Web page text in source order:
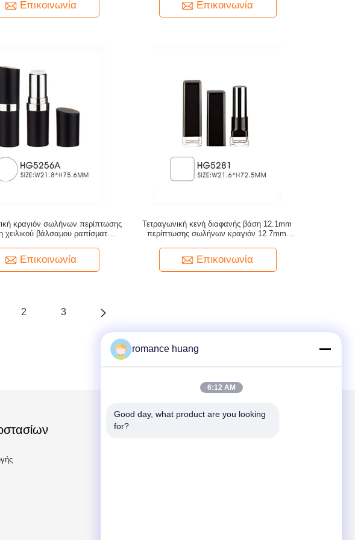
Επικοινωνία Επικοινωνία
κραγιόν σωλήνων περίπτωσης
χειλικού βάλσαμου ραπίσματος
Επικοινωνία
Τετραγωνική κενή διαφανής βάση 12.1mm
περίπτωσης σωλήνων κραγιόν 12.7mm
Επικοινωνία
2 3
Στείλτε μας μήνυμα
romance huang
6:12 AM
Good day, what product are you looking
for?